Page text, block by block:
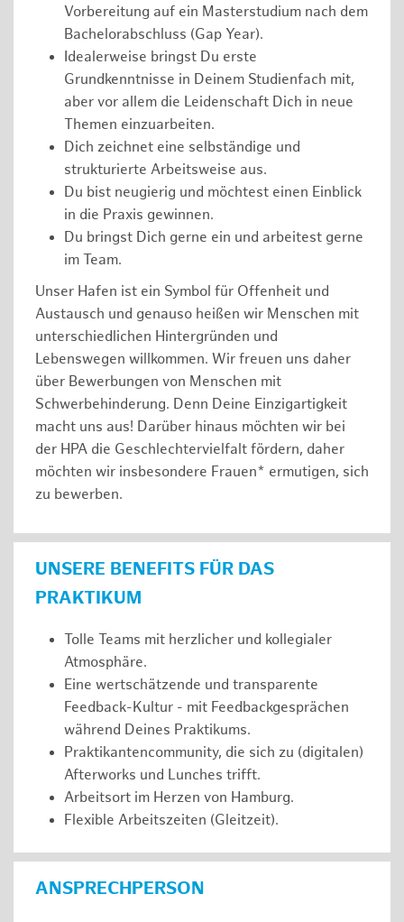
Vorbereitung auf ein Masterstudium nach dem
Bachelorabschluss (Gap Year).
Idealerweise bringst Du erste
Grundkenntnisse in Deinem Studienfach mit,
aber vor allem die Leidenschaft Dich in neue
Themen einzuarbeiten.
Dich zeichnet eine selbständige und
strukturierte Arbeitsweise aus.
Du bist neugierig und möchtest einen Einblick
in die Praxis gewinnen.
Du bringst Dich gerne ein und arbeitest gerne
im Team.
Unser Hafen ist ein Symbol für Offenheit und
Austausch und genauso heißen wir Menschen mit
unterschiedlichen Hintergründen und
Lebenswegen willkommen. Wir freuen uns daher
über Bewerbungen von Menschen mit
Schwerbehinderung. Denn Deine Einzigartigkeit
macht uns aus! Darüber hinaus möchten wir bei
der HPA die Geschlechtervielfalt fördern, daher
möchten wir insbesondere Frauen* ermutigen, sich
zu bewerben.
UNSERE BENEFITS FÜR DAS
PRAKTIKUM
Tolle Teams mit herzlicher und kollegialer
Atmosphäre.
Eine wertschätzende und transparente
Feedback-Kultur - mit Feedbackgesprächen
während Deines Praktikums.
Praktikantencommunity, die sich zu (digitalen)
Afterworks und Lunches trifft.
Arbeitsort im Herzen von Hamburg.
Flexible Arbeitszeiten (Gleitzeit).
ANSPRECHPERSON